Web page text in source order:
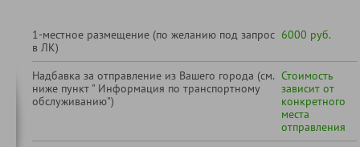
1-местное размещение (по желанию под запрос
в ЛК)
6000 руб.
Надбавка за отправление из Вашего города (см.
ниже пункт " Информация по транспортному
обслуживанию")
Стоимость
зависит от
конкретного
места
отправления